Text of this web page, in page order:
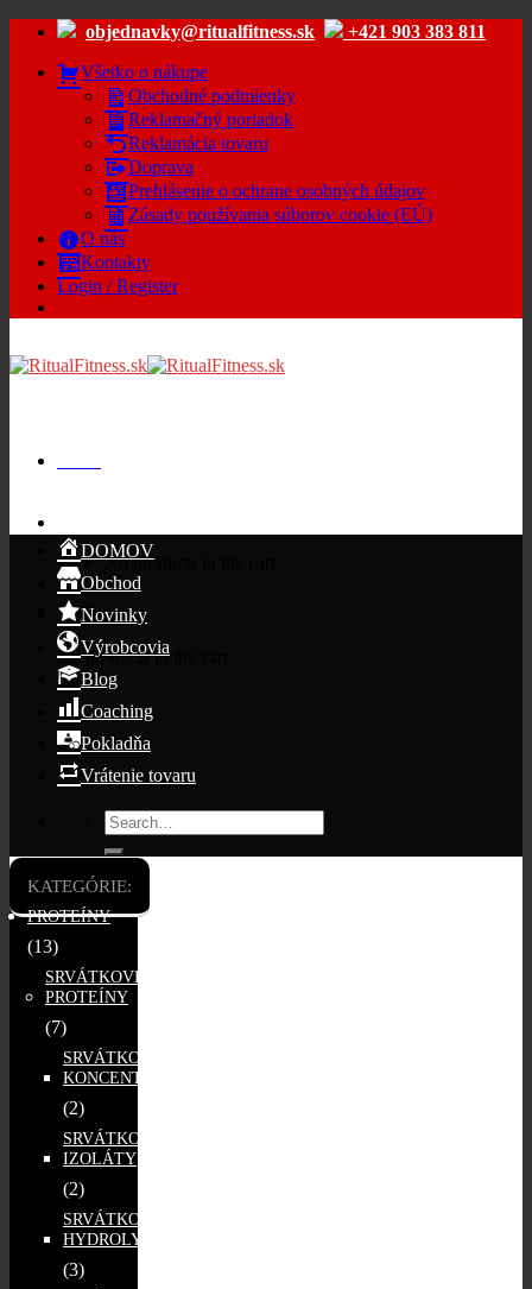
Skip
content
objednavky@ritualfitness.sk
+421 903 383 811
Všetko o nákupe
Obchodné podmienky
Reklamačný poriadok
Reklamácia tovaru
Doprava
Prehlásenie o ochrane osobných údajov
Zásady používania súborov cookie (EÚ)
O nás
Kontakty
Login / Register
No products in the cart.
Cart
No products in the cart.
DOMOV
Obchod
Novinky
Výrobcovia
Blog
Coaching
Pokladňa
Vrátenie tovaru
Search
for:
KATEGÓRIE:
PROTEÍNY
(13)
SRVÁTKOVÉ
PROTEÍNY
(7)
SRVÁTKOVÉ
KONCENTRÁTY
(2)
SRVÁTKOVÉ
IZOLÁTY
(2)
SRVÁTKOVÉ
HYDROLYZÁTY
(3)